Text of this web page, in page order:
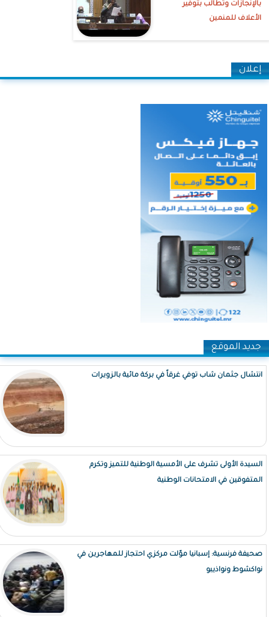
بالإنجازات وتطالب بتوفير
الأعلاف للمنمين
إعلان
جديد الموقع
انتشال جثمان شاب توفي غرقاً في بركة مائية بالزويرات
السيدة الأولى تشرف على الأمسية الوطنية للتميز وتكرم
المتفوقين في الامتحانات الوطنية
صحيفة فرنسية: إسبانيا موّلت مركزي احتجاز للمهاجرين في
نواكشوط ونواذيبو